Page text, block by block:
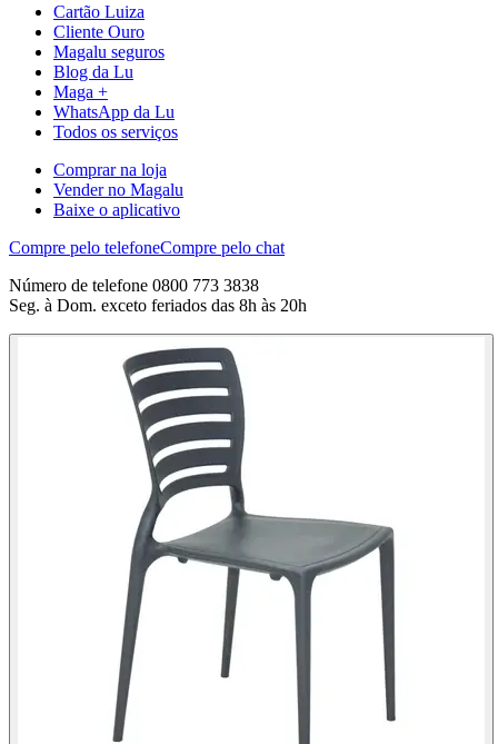
Cartão Luiza
Cliente Ouro
Magalu seguros
Blog da Lu
Maga +
WhatsApp da Lu
Todos os serviços
Comprar na loja
Vender no Magalu
Baixe o aplicativo
Compre pelo telefoneCompre pelo chat
Número de telefone 0800 773 3838
Seg. à Dom. exceto feriados das 8h às 20h